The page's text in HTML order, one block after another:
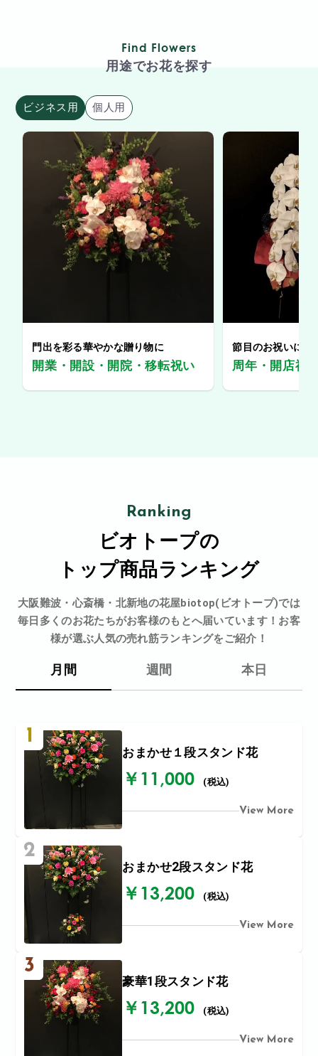
Find Flowers
用途でお花を探す
ビジネス用 個人用
門出を彩る華やかな贈り物に
開業・開設・開院・移転祝い
節目のお祝いに、
周年・開店祝
Ranking
ビオトープの
トップ商品ランキング
大阪難波・心斎橋・北新地の花屋biotop(ビオトープ)では
毎日多くのお花たちがお客様のもとへ届いています！お客
様が選ぶ人気の売れ筋ランキングをご紹介！
月間 週間 本日
1
おまかせ１段スタンド花
￥11,000 (税込)
View More
2
おまかせ2段スタンド花
￥13,200 (税込)
View More
3
豪華1段スタンド花
￥13,200 (税込)
View More